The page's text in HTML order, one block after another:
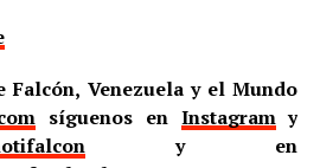
Falcón, Venezuela y el Mundo
síguenos en Instagramy
y en